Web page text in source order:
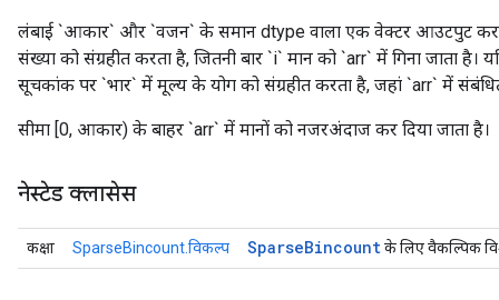
लंबाई `आकार` और `वजन` के समान dtype वाला एक वेक्टर आउटपुट
संख्या को संग्रहीत करता है, जितनी बार `i` मान को `arr` में गिना जाता
सूचकांक पर `भार` में मूल्य के योग को संग्रहीत करता है, जहां `arr` में
सीमा [0, आकार) के बाहर `arr` में मानों को नजरअंदाज कर दिया जाता है।
नेस्टेड क्लासेस
कक्षा SparseBincount.विकल्प SparseBincountके लिए वैकल्पिक